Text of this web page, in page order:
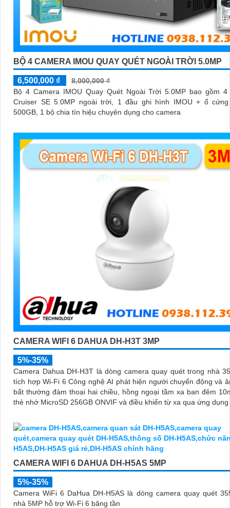
BỘ 4 CAMERA IMOU QUAY QUÉT NGOÀI TRỜI 5.0MP
6,500,000 ₫
8,000,000 ₫
Bộ 4 Camera IMOU Quay Quét Ngoài Trời 5.0MP bao gồm 4
Cruiser SE 5.0MP ngoài trời, 1 đầu ghi hình IMOU + ổ
500GB, 1 bộ chia tín hiệu chuyên dụng cho camera
CAMERA WIFI 6 DAHUA DH-H3T 3MP
5%-35%
Camera Dahua DH-H3T là dòng camera quay quét trong nhà
tích hợp Wi-Fi 6 Công nghệ AI phát hiện người chuyển động và
bất thường đàm thoại hai chiều, hồng ngoại tầm xa ban đêm
thẻ nhớ MicroSD 256GB ONVIF và điều khiển từ xa qua ứng dụng
CAMERA WIFI 6 DAHUA DH-H5AS 5MP
5%-35%
Camera WiFi 6 DaHua DH-H5AS là dòng camera quay quét
nhà 5MP hỗ trợ Wi-Fi 6 băng tần